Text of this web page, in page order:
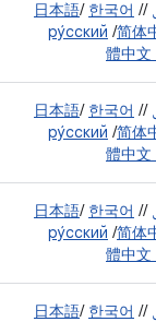
/
日本語/ 한국어 /
ру́сский /简体
體中文
/
日本語/ 한국어 /
ру́сский /简体
體中文
/
日本語/ 한국어 /
ру́сский /简体
體中文
/
日本語/ 한국어 /